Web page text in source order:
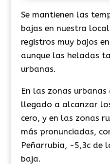
Se mantienen las
bajas en nuestra
registros muy bajos
aunque las heladas
urbanas.
En las zonas
llegado a alcanzar
cero, y en las zonas
más pronunciadas,
Peñarrubia, -5,3c de
baja.